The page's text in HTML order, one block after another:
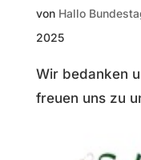
von Hallo
2025
Wir bedanken
freuen uns zu